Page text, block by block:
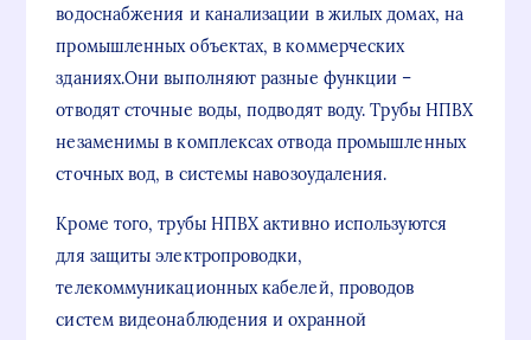
водоснабжения и канализации в жилых домах, на
промышленных объектах, в коммерческих
зданиях.Они выполняют разные функции –
отводят сточные воды, подводят воду. Трубы НПВХ
незаменимы в комплексах отвода промышленных
сточных вод, в системы навозоудаления.
Кроме того, трубы НПВХ активно используются
для защиты электропроводки,
телекоммуникационных кабелей, проводов
систем видеонаблюдения и охранной